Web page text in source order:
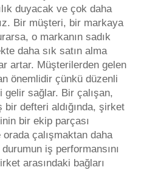
duyacak ve çok daha
Bir müşteri, bir markaya
o markanın sadık
daha sık satın alma
artar. Müşterilerden gelen
önemlidir çünkü düzenli
sağlar. Bir çalışan,
defteri aldığında, şirket
bir ekip parçası
çalışmaktan daha
iş performansını
arasındaki bağları